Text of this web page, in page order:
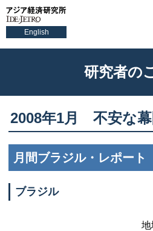
English
研究者の
2008年1月 不安な幕
月間ブラジル・レポート
ブラジル
地